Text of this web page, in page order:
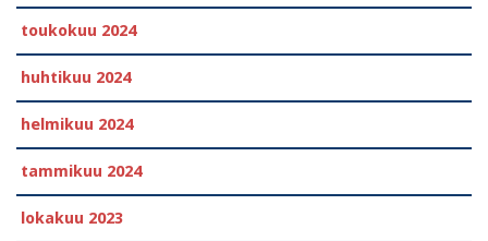
toukokuu 2024
huhtikuu 2024
helmikuu 2024
tammikuu 2024
lokakuu 2023